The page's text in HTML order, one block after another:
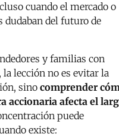
cuando el mercado o
dudaban del futuro de
y familias con
lección no es evitar la
sino comprender
accionaria afecta el
puede
existe: